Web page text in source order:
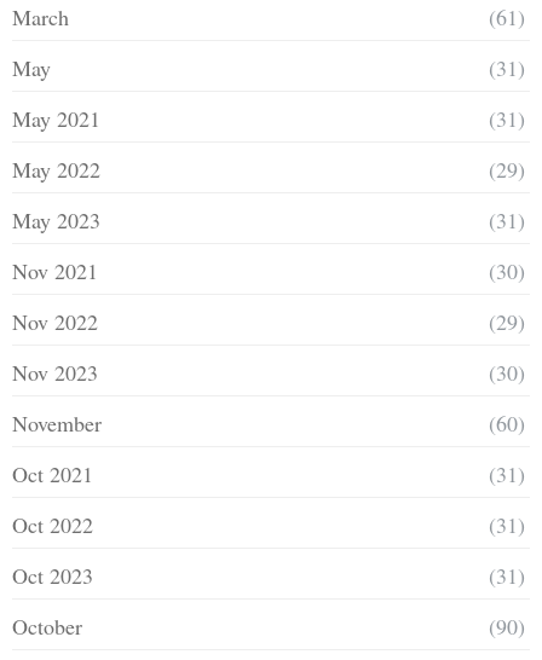
March
(61)
May
(31)
May 2021
(31)
May 2022
(29)
May 2023
(31)
Nov 2021
(30)
Nov 2022
(29)
Nov 2023
(30)
November
(60)
Oct 2021
(31)
Oct 2022
(31)
Oct 2023
(31)
October
(90)